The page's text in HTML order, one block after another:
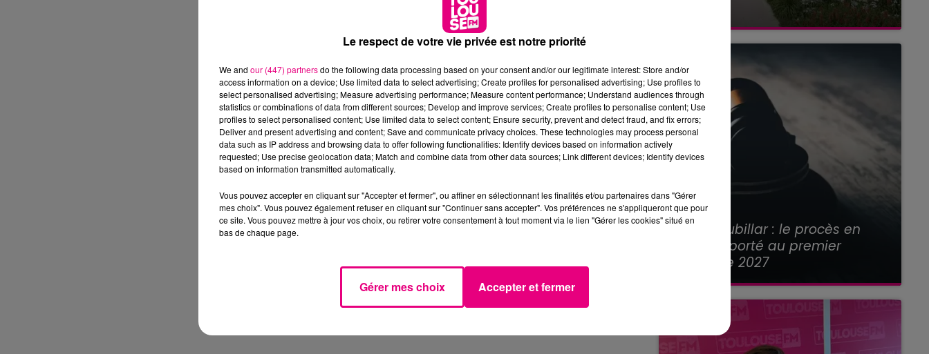
21 juillet 2026
Affaire Jubillar : le procès en
appel reporté au premier
semestre 2027
Le respect de votre vie privée est notre priorité
We and our (447) partnersdo the following data processing based on your consent and/or our legitimate interest: Store and/or
access information on a device; Use limited data to select advertising; Create profiles for personalised advertising; Use profiles to
select personalised advertising; Measure advertising performance; Measure content performance; Understand audiences through
statistics or combinations of data from different sources; Develop and improve services; Create profiles to personalise content; Use
profiles to select personalised content; Use limited data to select content; Ensure security, prevent and detect fraud, and fix errors;
Deliver and present advertising and content; Save and communicate privacy choices. These technologies may process personal
data such as IP address and browsing data to offer following functionalities: Identify devices based on information actively
requested; Use precise geolocation data; Match and combine data from other data sources; Link different devices; Identify devices
based on information transmitted automatically.
Vous pouvez accepter en cliquant sur "Accepter et fermer", ou affiner en sélectionnant les finalités et/ou partenaires dans "Gérer
mes choix". Vous pouvez également refuser en cliquant sur "Continuer sans accepter". Vos préférences ne s'appliqueront que pour
ce site. Vous pouvez mettre à jour vos choix, ou retirer votre consentement à tout moment via le lien "Gérer les cookies" situé en
bas de chaque page.
Gérer mes choix Accepter et fermer